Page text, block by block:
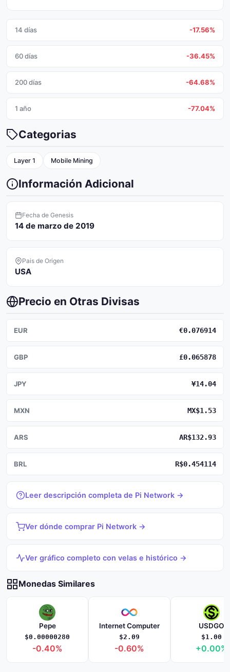
14 días -17.56%
60 días -36.45%
200 días -64.68%
1 año -77.04%
Categorias
Layer 1 Mobile Mining
Información Adicional
Fecha de Genesis
14 de marzo de 2019
Pais de Origen
USA
Precio en Otras Divisas
EUR €0.076914
GBP £0.065878
JPY ¥14.04
MXN MX$1.53
ARS AR$132.93
BRL R$0.454114
Leer descripción completa de Pi Network →
Ver dónde comprar Pi Network →
Ver gráfico completo con velas e histórico →
Monedas Similares
Pepe
$0.00000280
-0.40%
Internet Computer
$2.09
-0.60%
USDGO
$1.00
+0.00%